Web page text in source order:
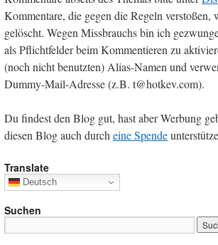
Kommentare, die gegen die Regeln verstoßen,
gelöscht. Wegen Missbrauchs bin ich
als Pflichtfelder beim Kommentieren zu
(noch nicht benutzten) Alias-Namen und
Dummy-Mail-Adresse (z.B. t@hotkev.com).
Du findest den Blog gut, hast aber Werbung
diesen Blog auch durcheine Spende
Translate
Deutsch
Suchen